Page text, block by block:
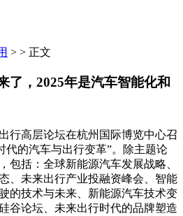
> > 正文
了，2025年是汽车智能化和​
高层论坛在杭州国际博览中心召
代的汽车与出行变革”。除主题论
包括：全球新能源汽车发展战略、
、未来出行产业投融资峰会、智能
的技术与未来、新能源汽车技术变
谷论坛、未来出行时代的品牌塑造